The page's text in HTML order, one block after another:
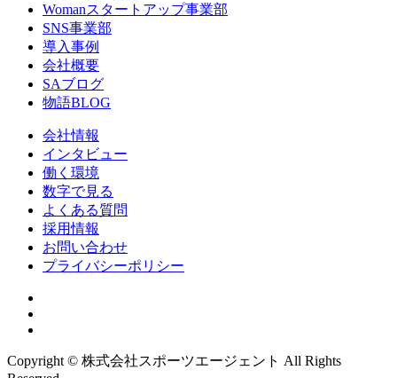
Womanスタートアップ事業部
SNS事業部
導入事例
会社概要
SAブログ
物語BLOG
会社情報
インタビュー
働く環境
数字で見る
よくある質問
採用情報
お問い合わせ
プライバシーポリシー
Copyright © 株式会社スポーツエージェント All Rights